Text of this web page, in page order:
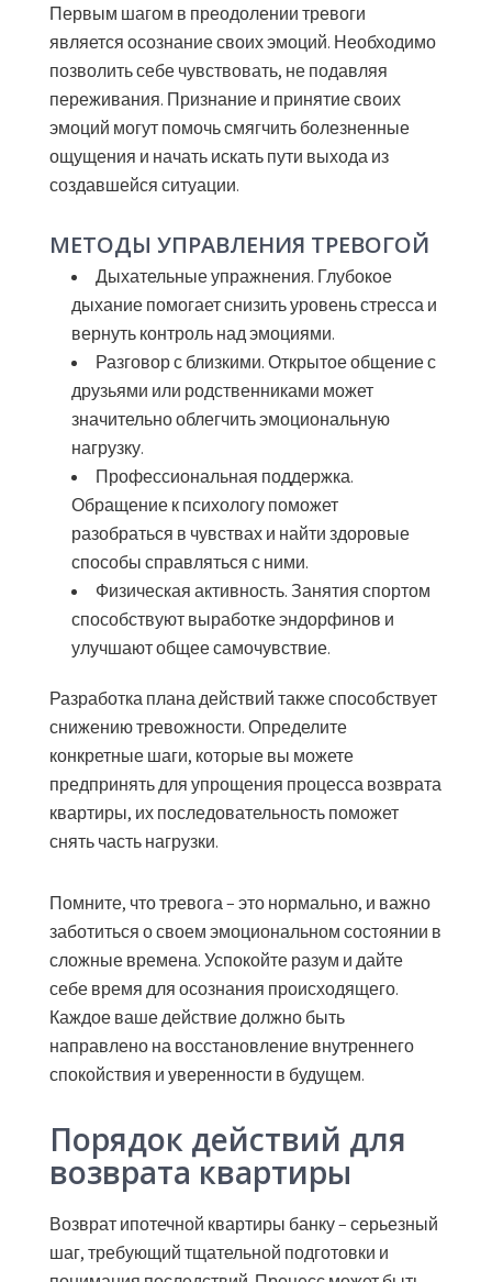
Первым шагом в преодолении тревоги
является осознание своих эмоций. Необходимо
позволить себе чувствовать, не подавляя
переживания. Признание и принятие своих
эмоций могут помочь смягчить болезненные
ощущения и начать искать пути выхода из
создавшейся ситуации.
МЕТОДЫ УПРАВЛЕНИЯ ТРЕВОГОЙ
Дыхательные упражнения. Глубокое
дыхание помогает снизить уровень стресса и
вернуть контроль над эмоциями.
Разговор с близкими.Открытое общение с
друзьями или родственниками может
значительно облегчить эмоциональную
нагрузку.
Профессиональная поддержка.
Обращение к психологу поможет
разобраться в чувствах и найти здоровые
способы справляться с ними.
Физическая активность.Занятия спортом
способствуют выработке эндорфинов и
улучшают общее самочувствие.
Разработка плана действий также способствует
снижению тревожности. Определите
конкретные шаги, которые вы можете
предпринять для упрощения процесса возврата
квартиры, их последовательность поможет
снять часть нагрузки.
Помните, что тревога – это нормально, и важно
заботиться о своем эмоциональном состоянии в
сложные времена. Успокойте разум и дайте
себе время для осознания происходящего.
Каждое ваше действие должно быть
направлено на восстановление внутреннего
спокойствия и уверенности в будущем.
Порядок действий для
возврата квартиры
Возврат ипотечной квартиры банку – серьезный
шаг, требующий тщательной подготовки и